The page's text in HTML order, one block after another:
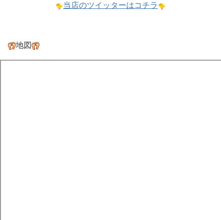
当店のツイッターはコチラ
地図